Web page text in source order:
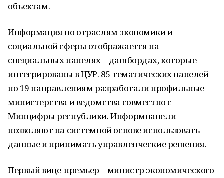
объектам.
Информация по отраслям экономики и
социальной сферы отображается на
специальных панелях – дашбордах, которые
интегрированы в ЦУР. 85 тематических панелей
по 19 направлениям разработали профильные
министерства и ведомства совместно с
Минцифры республики. Информпанели
позволяют на системной основе использовать
данные и принимать управленческие решения.
Первый вице-премьер – министр экономического